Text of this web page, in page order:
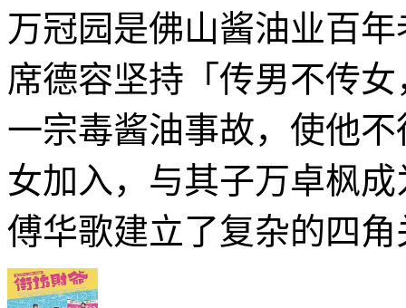
万冠园是佛山酱油业百
席德容坚持「传男不传
一宗毒酱油事故，使他
女加入，与其子万卓枫
傅华歌建立了复杂的四